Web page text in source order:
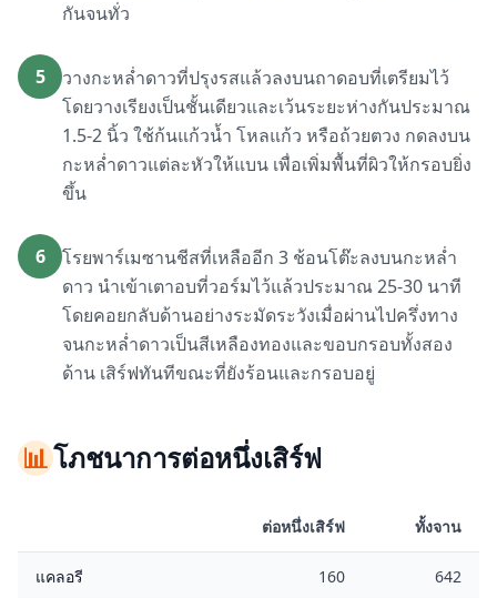
กันจนทั่ว
5
วางกะหล่ำดาวที่ปรุงรสแล้วลงบนถาดอบที่เตรียมไว้
โดยวางเรียงเป็นชั้นเดียวและเว้นระยะห่างกันประมาณ
1.5-2 นิ้ว ใช้ก้นแก้วน้ำ โหลแก้ว หรือถ้วยตวง กดลงบน
กะหล่ำดาวแต่ละหัวให้แบน เพื่อเพิ่มพื้นที่ผิวให้กรอบยิ่ง
ขึ้น
6
โรยพาร์เมซานชีสที่เหลืออีก 3 ช้อนโต๊ะลงบนกะหล่ำ
ดาว นำเข้าเตาอบที่วอร์มไว้แล้วประมาณ 25-30 นาที
โดยคอยกลับด้านอย่างระมัดระวังเมื่อผ่านไปครึ่งทาง
จนกะหล่ำดาวเป็นสีเหลืองทองและขอบกรอบทั้งสอง
ด้าน เสิร์ฟทันทีขณะที่ยังร้อนและกรอบอยู่
📊โภชนาการต่อหนึ่งเสิร์ฟ
ต่อหนึ่งเสิร์ฟ ทั้งจาน
แคลอรี 160 642